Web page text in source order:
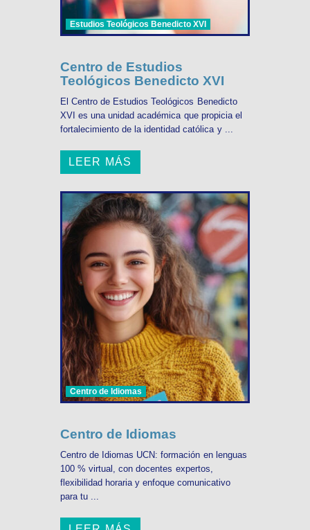
Estudios Teológicos Benedicto XVI
Centro de Estudios
Teológicos Benedicto XVI
El Centro de Estudios Teológicos Benedicto
XVI es una unidad académica que propicia el
fortalecimiento de la identidad católica y ...
LEER MÁS
Centro de Idiomas
Centro de Idiomas
Centro de Idiomas UCN: formación en lenguas
100 % virtual, con docentes expertos,
flexibilidad horaria y enfoque comunicativo
para tu ...